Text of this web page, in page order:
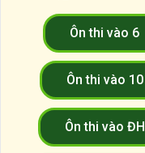
Ôn thi vào 6
Ôn thi vào 10
Ôn thi vào ĐH